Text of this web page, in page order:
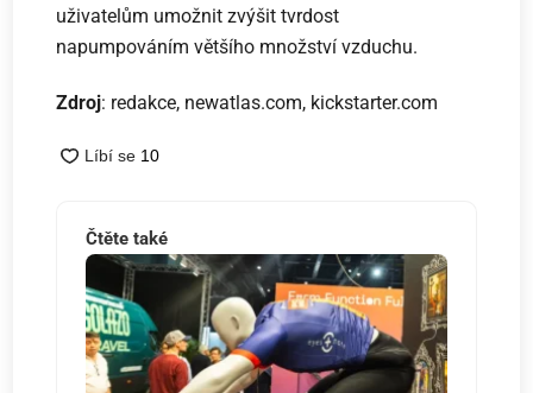
uživatelům umožnit zvýšit tvrdost
napumpováním většího množství vzduchu.
Zdroj: redakce, newatlas.com, kickstarter.com
Čtěte také